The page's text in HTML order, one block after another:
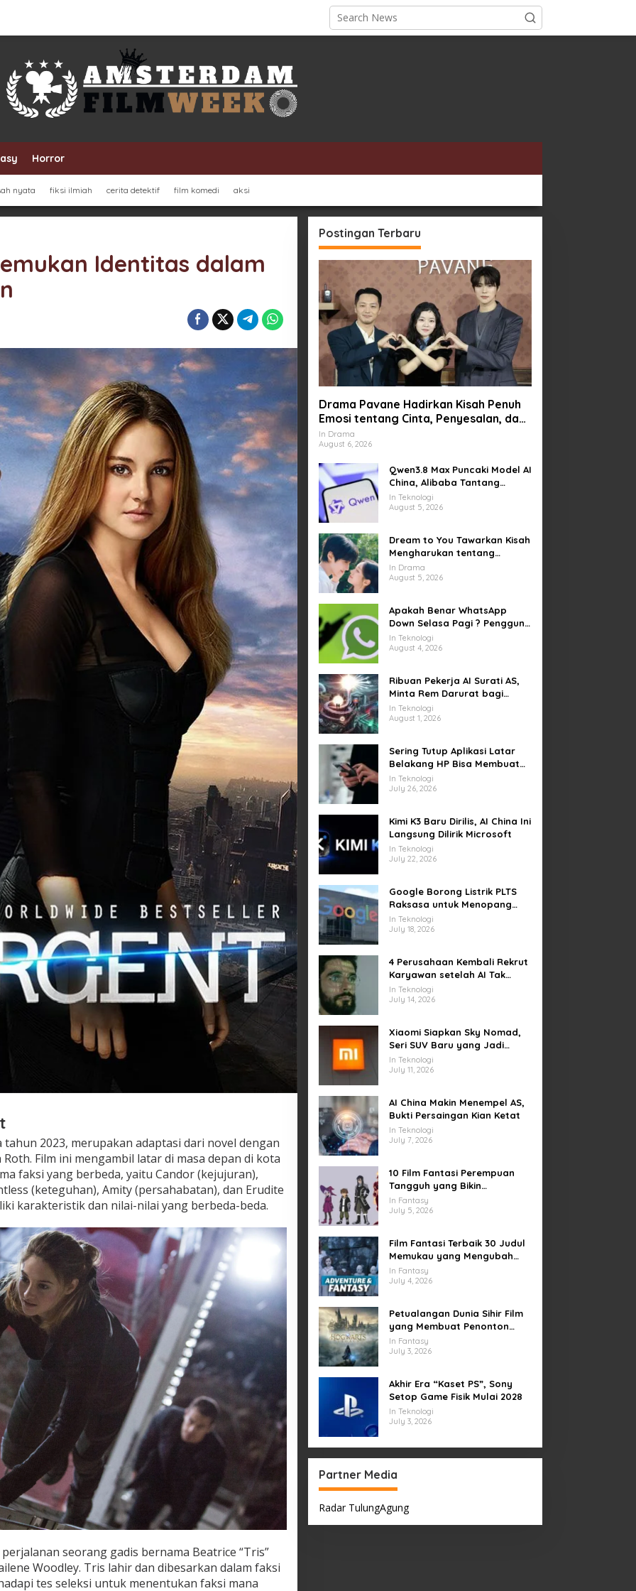
Horror
nyata fiksi ilmiah cerita detektif film komedi aksi
Identitas dalam
2023, merupakan adaptasi dari novel dengan
Film ini mengambil latar di masa depan di kota
faksi yang berbeda, yaitu Candor (kejujuran),
(keteguhan), Amity (persahabatan), dan Erudite
karakteristik dan nilai-nilai yang berbeda-beda.
seorang gadis bernama Beatrice “Tris”
Woodley. Tris lahir dan dibesarkan dalam faksi
tes seleksi untuk menentukan faksi mana
Postingan Terbaru
Drama Pavane Hadirkan Kisah Penuh
Emosi tentang Cinta, Penyesalan, dan
Kesempatan Memulai Kembali
In Drama
August 6, 2026
Qwen3.8 Max Puncaki Model AI
China, Alibaba Tantang
Pemain Global
In Teknologi
August 5, 2026
Dream to You Tawarkan Kisah
Mengharukan tentang
Perjuangan Meraih Mimpi
yang Sempat Tertunda
In Drama
August 5, 2026
Apakah Benar WhatsApp
Down Selasa Pagi ? Pengguna
Kesulitan Kirim Gambar dan
Video di Sejumlah Wilayah
In Teknologi
August 4, 2026
Ribuan Pekerja AI Surati AS,
Minta Rem Darurat bagi
Teknologi Canggih
In Teknologi
August 1, 2026
Sering Tutup Aplikasi Latar
Belakang HP Bisa Membuat
Baterai Lebih Boros
In Teknologi
July 26, 2026
Kimi K3 Baru Dirilis, AI China Ini
Langsung Dilirik Microsoft
In Teknologi
July 22, 2026
Google Borong Listrik PLTS
Raksasa untuk Menopang
Pusat Data dan AI
In Teknologi
July 18, 2026
4 Perusahaan Kembali Rekrut
Karyawan setelah AI Tak
Penuhi Harapan
In Teknologi
July 14, 2026
Xiaomi Siapkan Sky Nomad,
Seri SUV Baru yang Jadi
Sorotan Otomotif Dunia
In Teknologi
July 11, 2026
AI China Makin Menempel AS,
Bukti Persaingan Kian Ketat
In Teknologi
July 7, 2026
10 Film Fantasi Perempuan
Tangguh yang Bikin
Terinspirasi, Termasuk Damsel
In Fantasy
July 5, 2026
Film Fantasi Terbaik 30 Judul
Memukau yang Mengubah
Imajinasi
In Fantasy
July 4, 2026
Petualangan Dunia Sihir Film
yang Membuat Penonton
Terpukau Selamanya
In Fantasy
July 3, 2026
Akhir Era “Kaset PS”, Sony
Setop Game Fisik Mulai 2028
In Teknologi
July 3, 2026
Partner Media
Radar TulungAgung